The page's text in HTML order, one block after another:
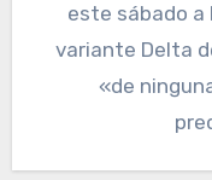
este sábado a
variante Delta
«de